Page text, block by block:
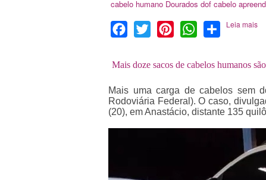
cabelo humano Dourados dof cabelo
Facebook
Twitter PinterestWhatsApp
Share
Leia mais
Mais doze sacos de cabelos humanos
Mais uma carga de cabelos sem
Rodoviária Federal). O caso,
(20), em Anastácio, distante 135